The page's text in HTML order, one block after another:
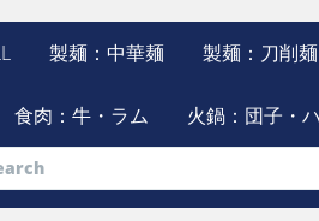
製麺：中華麺 製麺：刀削麺
食肉：牛・ラム 火鍋：団子・